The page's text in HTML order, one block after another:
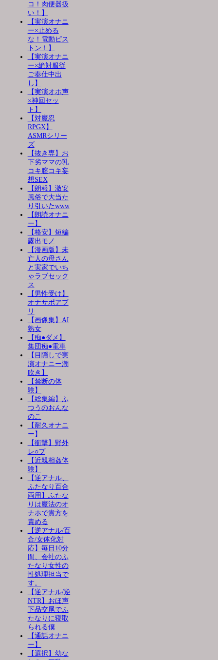
コ！肉便器扱
い！】
【実演オナニ
ー×止める
な！電動ピス
トン！】
【実演オナニ
ー×絶対服従
ご奉仕中出
し】
【実演オホ声
×神回セッ
ト】
【対魔忍
RPGX】
ASMRシリー
ズ
【抜き専】お
下劣ママの乳
コキ膣コキ妄
想SEX
【朗報】激安
風俗で大当た
り引いたwww
【朗読オナニ
ー】
【格安】短編
露出モノ
【漫画版】未
亡人の母さん
と実家でいち
ゃラブセック
ス
【男性受け】
オナサポアプ
リ
【画像集】AI
熟女
【痴●ダメ】
集団痴●電車
【目隠しで実
演オナニー潮
吹き】
【禁断の体
験】
【総集編】ふ
つうのおんな
のこ
【耐久オナニ
ー】
【衝撃】野外
レ○プ
【近親相姦体
験】
【逆アナル、
ふたなり百合
両用】ふたな
りは魔法のオ
ナホで貴方を
責める
【逆アナル/百
合/女体化対
応】毎日10分
間、会社のふ
たなり女性の
性処理担当で
す。
【逆アナル/逆
NTR】おほ声
下品交尾でふ
たなりに寝取
られる僕
【通話オナニ
ー】
【選択】幼な